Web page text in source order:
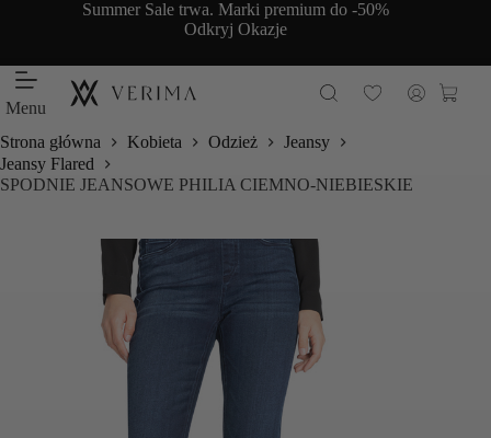
Summer Sale trwa. Marki premium do -50%
Odkryj Okazje
Menu Koszyk
Strona główna Kobieta Odzież
Jeansy
Jeansy Flared
SPODNIE JEANSOWE PHILIA CIEMNO-NIEBIESKIE